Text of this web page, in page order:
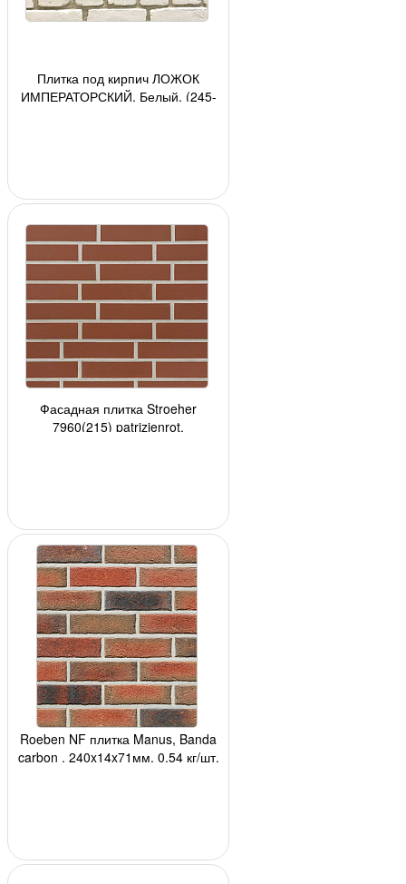
Плитка под кирпич ЛОЖОК
ИМПЕРАТОРСКИЙ, Белый, (245-
Фасадная плитка Stroeher
7960(215) patrizienrot,
Roeben NF плитка Manus, Banda
carbon , 240x14x71мм, 0,54 кг/шт,